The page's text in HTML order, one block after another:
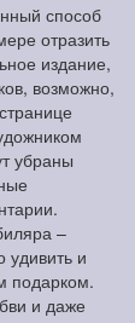
способ
отразить
издание,
возможно,
убраны
–
и
подарком.
и даже